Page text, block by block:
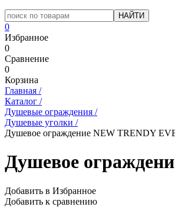
0
Избранное
0
Сравнение
0
Корзина
Главная /
Каталог /
Душевые ограждения /
Душевые уголки /
Душевое ограждение NEW TRENDY
Душевое
Добавить в Избранное
Добавить к сравнению